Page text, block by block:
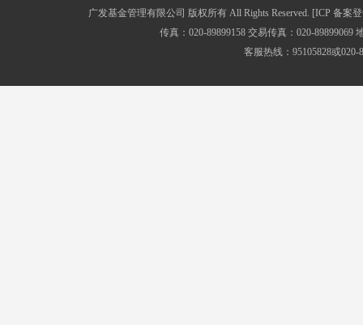
广发基金管理有限公司 版权所有 All Rights Reserved. [ICP 备案
传真：020-89899158 交易传真：020-
客服热线：95105828或020-